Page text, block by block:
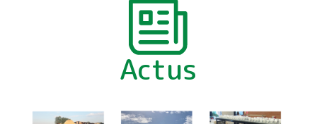
Actus